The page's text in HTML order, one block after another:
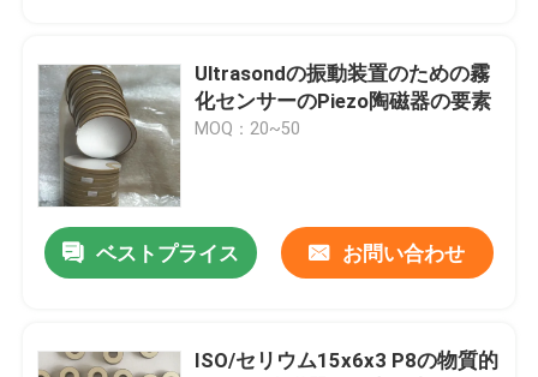
Ultrasondの振動装置のための霧
化センサーのPiezo陶磁器の要素
MOQ：20~50
ベストプライス お問い合わせ
ISO/セリウム15x6x3 P8の物質的